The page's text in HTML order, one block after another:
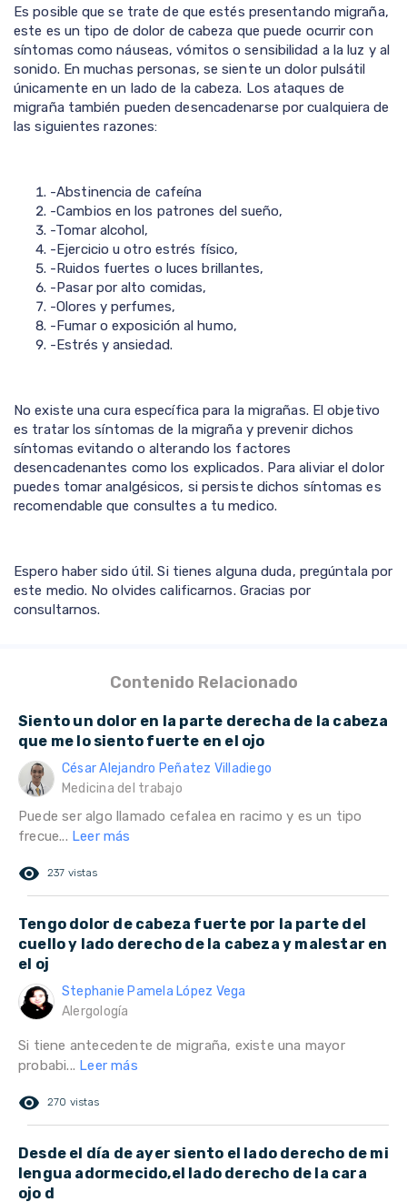
Es posible que se trate de que estés presentando migraña,
este es un tipo de dolor de cabeza que puede ocurrir con
síntomas como náuseas, vómitos o sensibilidad a la luz y al
sonido. En muchas personas, se siente un dolor pulsátil
únicamente en un lado de la cabeza. Los ataques de
migraña también pueden desencadenarse por cualquiera de
las siguientes razones:
-Abstinencia de cafeína
-Cambios en los patrones del sueño,
-Tomar alcohol,
-Ejercicio u otro estrés físico,
-Ruidos fuertes o luces brillantes,
-Pasar por alto comidas,
-Olores y perfumes,
-Fumar o exposición al humo,
-Estrés y ansiedad.
No existe una cura específica para la migrañas. El objetivo
es tratar los síntomas de la migraña y prevenir dichos
síntomas evitando o alterando los factores
desencadenantes como los explicados. Para aliviar el dolor
puedes tomar analgésicos, si persiste dichos síntomas es
recomendable que consultes a tu medico.
Espero haber sido útil. Si tienes alguna duda, pregúntala por
este medio. No olvides calificarnos. Gracias por
consultarnos.
Contenido Relacionado
Siento un dolor en la parte derecha de la cabeza
que me lo siento fuerte en el ojo
César Alejandro Peñatez Villadiego
Medicina del trabajo
Puede ser algo llamado cefalea en racimo y es un tipo
frecue... Leer más
remove_red_eye 237 vistas
Tengo dolor de cabeza fuerte por la parte del
cuello y lado derecho de la cabeza y malestar en
el oj
Stephanie Pamela López Vega
Alergología
Si tiene antecedente de migraña, existe una mayor
probabi... Leer más
remove_red_eye 270 vistas
Desde el día de ayer siento el lado derecho de mi
lengua adormecido,el lado derecho de la cara
ojo d